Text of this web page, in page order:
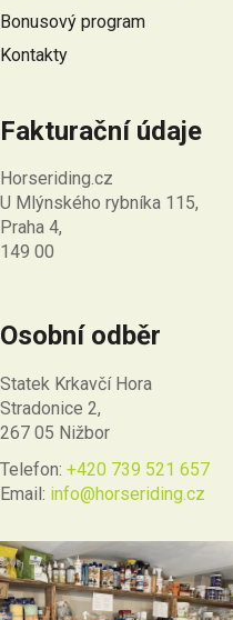
Bonusový program
Kontakty
Fakturační údaje
Horseriding.cz
U Mlýnského rybníka 115,
Praha 4,
149 00
Osobní odběr
Statek Krkavčí Hora
Stradonice 2,
267 05 Nižbor
Telefon: +420 739 521 657
Email: info@horseriding.cz